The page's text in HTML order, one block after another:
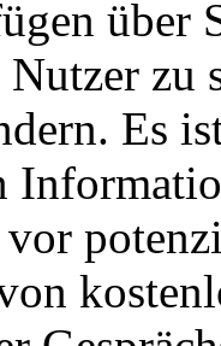
über
zu
Es